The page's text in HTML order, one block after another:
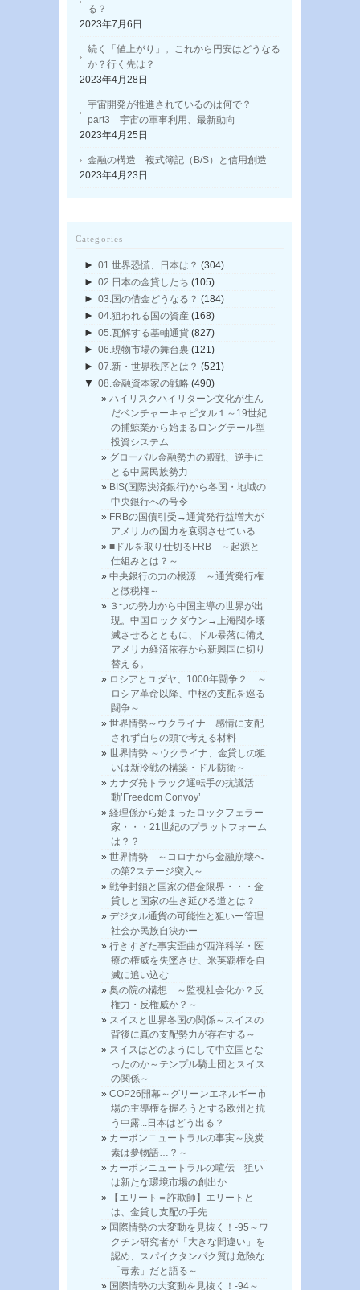
る？
2023年7月6日
続く「値上がり」。これから円安はどうなる
か？行く先は？
2023年4月28日
宇宙開発が推進されているのは何で？
part3 宇宙の軍事利用、最新動向
2023年4月25日
金融の構造 複式簿記（B/S）と信用創造
2023年4月23日
Categories
► 01.世界恐慌、日本は？ (304)
► 02.日本の金貸したち (105)
► 03.国の借金どうなる？ (184)
► 04.狙われる国の資産 (168)
► 05.瓦解する基軸通貨 (827)
► 06.現物市場の舞台裏 (121)
► 07.新・世界秩序とは？ (521)
▼ 08.金融資本家の戦略 (490)
ハイリスクハイリターン文化が生ん
だベンチャーキャピタル１～19世紀
の捕鯨業から始まるロングテール型
投資システム
グローバル金融勢力の殿戦、逆手に
とる中露民族勢力
BIS(国際決済銀行)から各国・地域の
中央銀行への号令
FRBの国債引受→通貨発行益増大が
アメリカの国力を衰弱させている
■ドルを取り仕切るFRB ～起源と
仕組みとは？～
中央銀行の力の根源 ～通貨発行権
と徴税権～
３つの勢力から中国主導の世界が出
現。中国ロックダウン→上海閥を壊
滅させるとともに、ドル暴落に備え
アメリカ経済依存から新興国に切り
替える。
ロシアとユダヤ、1000年闘争２ ～
ロシア革命以降、中枢の支配を巡る
闘争～
世界情勢～ウクライナ 感情に支配
されず自らの頭で考える材料
世界情勢 ～ウクライナ、金貸しの狙
いは新冷戦の構築・ドル防衛～
カナダ発トラック運転手の抗議活
動’Freedom Convoy’
経理係から始まったロックフェラー
家・・・21世紀のプラットフォーム
は？？
世界情勢 ～コロナから金融崩壊へ
の第2ステージ突入～
戦争封鎖と国家の借金限界・・・金
貸しと国家の生き延びる道とは？
デジタル通貨の可能性と狙いー管理
社会か民族自決かー
行きすぎた事実歪曲が西洋科学・医
療の権威を失墜させ、米英覇権を自
滅に追い込む
奥の院の構想 ～監視社会化か？反
権力・反権威か？～
スイスと世界各国の関係～スイスの
背後に真の支配勢力が存在する～
スイスはどのようにして中立国とな
ったのか～テンプル騎士団とスイス
の関係～
COP26開幕～グリーンエネルギー市
場の主導権を握ろうとする欧州と抗
う中露...日本はどう出る？
カーボンニュートラルの事実～脱炭
素は夢物語…？～
カーボンニュートラルの喧伝 狙い
は新たな環境市場の創出か
【エリート＝詐欺師】エリートと
は、金貸し支配の手先
国際情勢の大変動を見抜く！-95～ワ
クチン研究者が「大きな間違い」を
認め、スパイクタンパク質は危険な
「毒素」だと語る～
国際情勢の大変動を見抜く！-94～